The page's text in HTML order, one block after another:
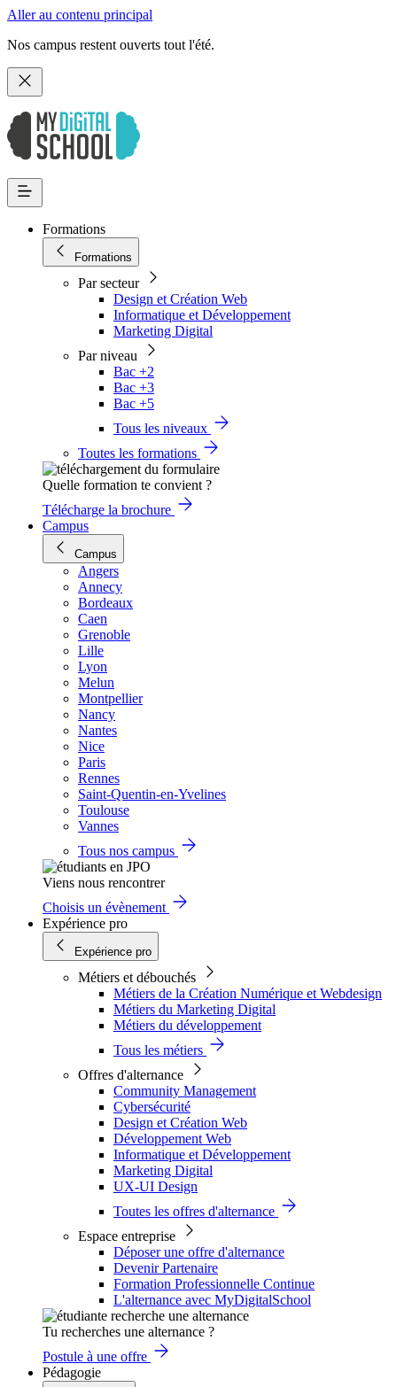
Aller au contenu principal
Nos campus restent ouverts tout l'été.
Formations
Formations
Par secteur
Design et Création Web
Informatique et Développement
Marketing Digital
Par niveau
Bac +2
Bac +3
Bac +5
Tous les niveaux
Toutes les formations
Quelle formation te convient ?
Télécharge la brochure
Campus
Campus
Angers
Annecy
Bordeaux
Caen
Grenoble
Lille
Lyon
Melun
Montpellier
Nancy
Nantes
Nice
Paris
Rennes
Saint-Quentin-en-Yvelines
Toulouse
Vannes
Tous nos campus
Viens nous rencontrer
Choisis un évènement
Expérience pro
Expérience pro
Métiers et débouchés
Métiers de la Création Numérique et Webdesign
Métiers du Marketing Digital
Métiers du développement
Tous les métiers
Offres d'alternance
Community Management
Cybersécurité
Design et Création Web
Développement Web
Informatique et Développement
Marketing Digital
UX-UI Design
Toutes les offres d'alternance
Espace entreprise
Déposer une offre d'alternance
Devenir Partenaire
Formation Professionnelle Continue
L'alternance avec MyDigitalSchool
Tu recherches une alternance ?
Postule à une offre
Pédagogie